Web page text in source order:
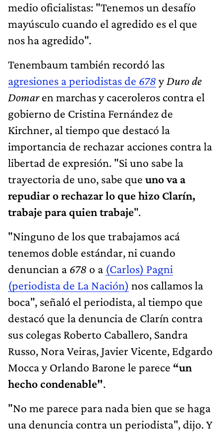
medio oficialistas: "Tenemos un desafío
mayúsculo cuando el agredido es el que
nos ha agredido".
Tenembaum también recordó las
agresiones a periodistas de 678 yDuro de
Domaren marchas y caceroleros contra el
gobierno de Cristina Fernández de
Kirchner, al tiempo que destacó la
importancia de rechazar acciones contra la
libertad de expresión. "Si uno sabe la
trayectoria de uno, sabe que uno va a
repudiar o rechazar lo que hizo Clarín,
trabaje para quien trabaje".
"Ninguno de los que trabajamos acá
tenemos doble estándar, ni cuando
denuncian a 678 o a (Carlos) Pagni
(periodista de La Nación) nos callamos la
boca", señaló el periodista, al tiempo que
destacó que la denuncia de Clarín contra
sus colegas Roberto Caballero, Sandra
Russo, Nora Veiras, Javier Vicente, Edgardo
Mocca y Orlando Barone le parece “un
hecho condenable".
"No me parece para nada bien que se haga
una denuncia contra un periodista", dijo. Y